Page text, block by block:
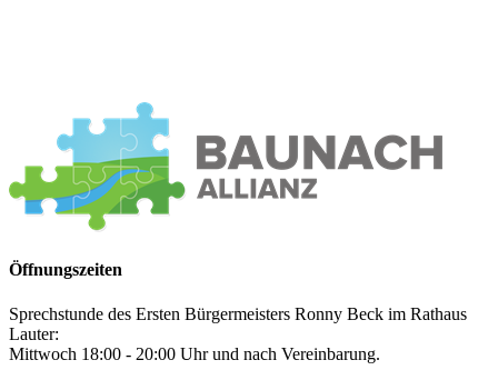
Öffnungszeiten
Sprechstunde des Ersten Bürgermeisters Ronny Beck im Rathaus
Lauter:
Mittwoch 18:00 - 20:00 Uhr und nach Vereinbarung.